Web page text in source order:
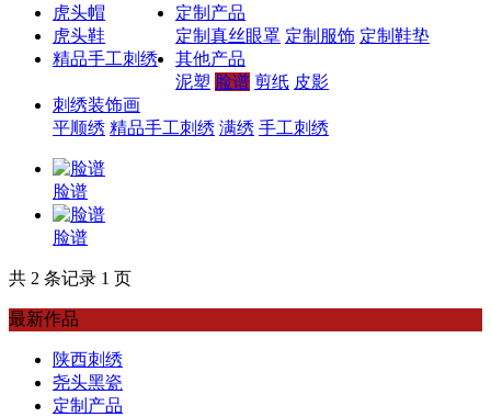
虎头帽
虎头鞋
精品手工刺绣
定制产品
定制真丝眼罩 定制服饰 定制鞋垫
其他产品
泥塑 脸谱 剪纸 皮影
刺绣装饰画
平顺绣 精品手工刺绣 满绣 手工刺绣
脸谱
脸谱
共 2 条记录 1 页
最新作品
陕西刺绣
尧头黑瓷
定制产品